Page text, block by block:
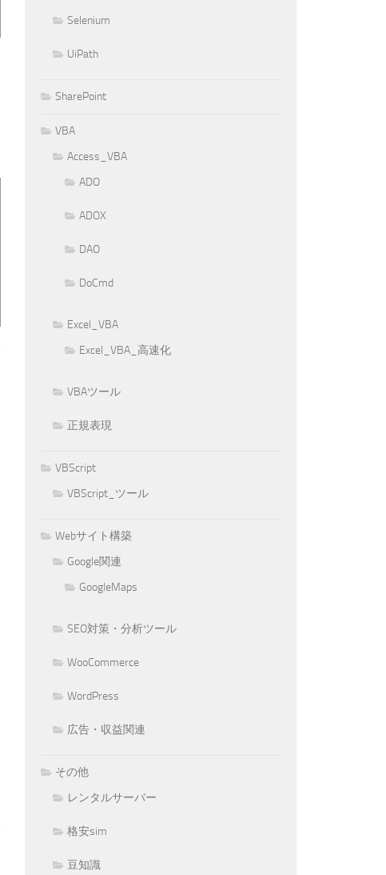
Selenium
UiPath
SharePoint
VBA
Access_VBA
ADO
ADOX
DAO
DoCmd
Excel_VBA
Excel_VBA_高速化
VBAツール
正規表現
VBScript
VBScript_ツール
Webサイト構築
Google関連
GoogleMaps
SEO対策・分析ツール
WooCommerce
WordPress
広告・収益関連
その他
レンタルサーバー
格安sim
豆知識